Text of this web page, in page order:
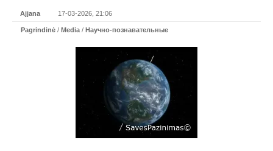
Ajjana 17-03-2026, 21:06
Pagrindinė / Media / Научно-познавательные